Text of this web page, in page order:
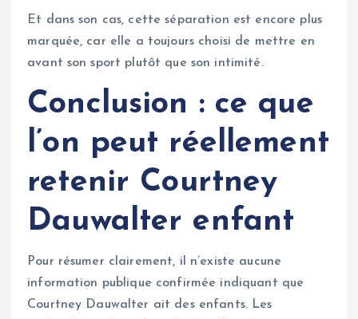
Et dans son cas, cette séparation est encore plus
marquée, car elle a toujours choisi de mettre en
avant son sport plutôt que son intimité.
Conclusion : ce que
l’on peut réellement
retenir Courtney
Dauwalter enfant
Pour résumer clairement, il n’existe aucune
information publique confirmée indiquant que
Courtney Dauwalter ait des enfants. Les